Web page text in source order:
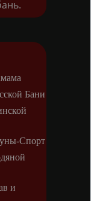
Бани
Спорт
и